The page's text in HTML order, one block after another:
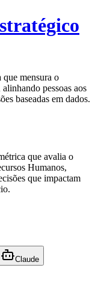
mensura o
pessoas aos
baseadas em dados.
que avalia o
Humanos,
que impactam
Claude